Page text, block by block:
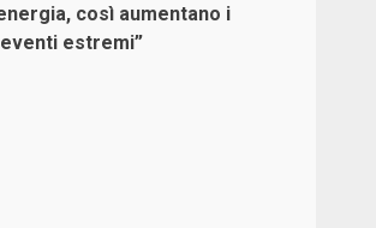
così aumentano i
estremi”